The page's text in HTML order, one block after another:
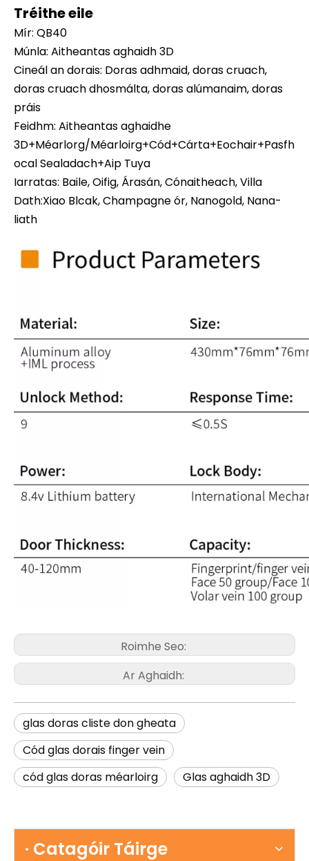
Tréithe eile
Mír: QB40
Múnla: Aitheantas aghaidh 3D
Cineál an dorais: Doras adhmaid, doras cruach,
doras cruach dhosmálta, doras alúmanaim, doras
práis
Feidhm: Aitheantas aghaidhe
3D+Méarlorg/Méarloirg+Cód+Cárta+Eochair+Pasfh
ocal Sealadach+Aip Tuya
Iarratas: Baile, Oifig, Árasán, Cónaitheach, Villa
Dath:Xiao Blcak, Champagne ór, Nanogold, Nana-
liath
Roimhe Seo:
Ar Aghaidh:
glas doras cliste don gheata
Cód glas dorais finger vein
cód glas doras méarloirg
Glas aghaidh 3D
· Catagóir Táirge